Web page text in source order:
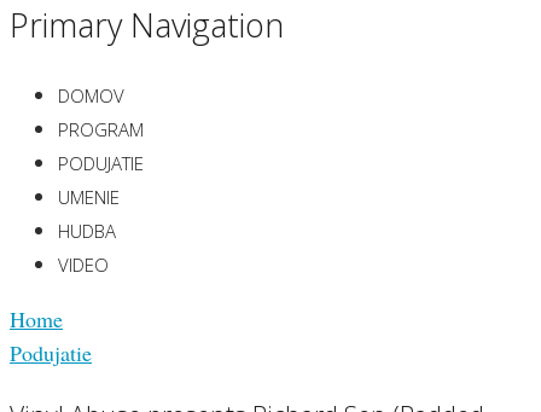
Primary Navigation
DOMOV
PROGRAM
PODUJATIE
UMENIE
HUDBA
VIDEO
Home
Podujatie